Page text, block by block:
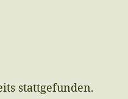
stattgefunden.